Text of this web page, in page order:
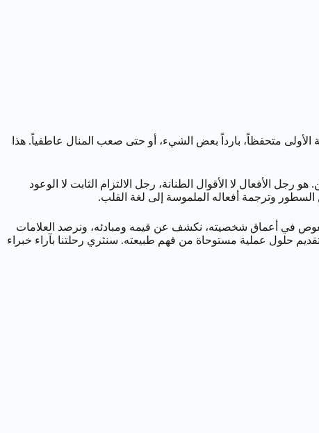
الأولى متحفظاً، بارداً بعض الشيء، أو حتى صعب المنال عاطفياً. هذا
الأفعال لا الأقوال الطنانة، رجل الالتزام الثابت لا الوعود
السطور وترجمة أفعاله الملموسة إلى لغة القلب.
في أعماق شخصيته، نكشف عن قيمه ومبادئه، ونرصد العلامات
حلول عملية مستوحاة من فهم طبيعته. سنثري رحلتنا بآراء خبراء